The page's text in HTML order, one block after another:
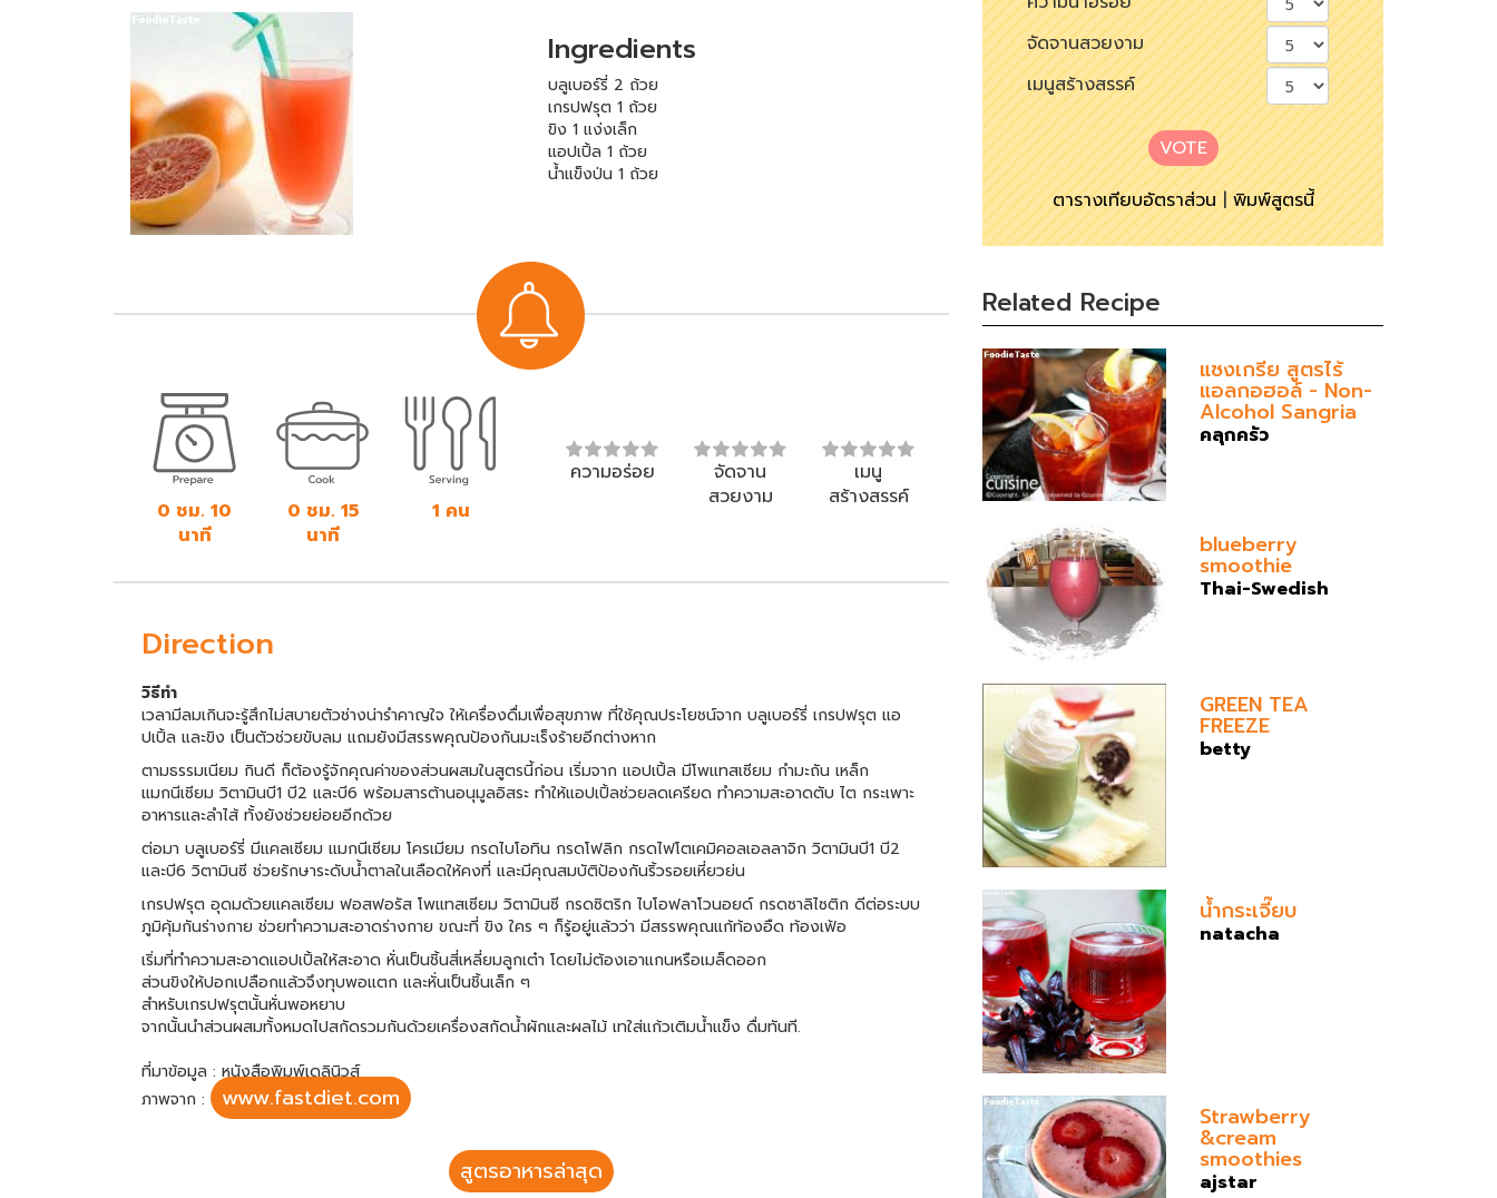
Ingredients
บลูเบอร์รี่ 2 ถ้วย
เกรปฟรุต 1 ถ้วย
ขิง 1 แง่งเล็ก
แอปเปิ้ล 1 ถ้วย
น้ำแข็งป่น 1 ถ้วย
0 ชม. 10
นาที
0 ชม. 15
นาที
1 คน
ความอร่อย
จัดจาน
สวยงาม
เมนู
สร้างสรรค์
Direction
วิธีทำ
เวลามีลมเกินจะรู้สึกไม่สบายตัวช่างน่ารำคาญใจ ให้เครื่องดื่มเพื่อสุขภาพ ที่ใช้คุณประโยชน์จาก บลูเบอร์รี่ เกรปฟรุต แอ
ปเปิ้ล และขิง เป็นตัวช่วยขับลม แถมยังมีสรรพคุณป้องกันมะเร็งร้ายอีกต่างหาก
ตามธรรมเนียม กินดี ก็ต้องรู้จักคุณค่าของส่วนผสมในสูตรนี้ก่อน เริ่มจาก แอปเปิ้ล มีโพแทสเซียม กำมะถัน เหล็ก
แมกนีเซียม วิตามินบี1 บี2 และบี6 พร้อมสารต้านอนุมูลอิสระ ทำให้แอปเปิ้ลช่วยลดเครียด ทำความสะอาดตับ ไต กระเพาะ
อาหารและลำไส้ ทั้งยังช่วยย่อยอีกด้วย
ต่อมา บลูเบอร์รี่ มีแคลเซียม แมกนีเซียม โครเมียม กรดไบโอทิน กรดโฟลิก กรดไฟโตเคมิคอลเอลลาจิก วิตามินบี1 บี2
และบี6 วิตามินซี ช่วยรักษาระดับน้ำตาลในเลือดให้คงที่ และมีคุณสมบัติป้องกันริ้วรอยเหี่ยวย่น
เกรปฟรุต อุดมด้วยแคลเซียม ฟอสฟอรัส โพแทสเซียม วิตามินซี กรดซิตริก ไบโอฟลาโวนอยด์ กรดซาลิไซติก ดีต่อระบบ
ภูมิคุ้มกันร่างกาย ช่วยทำความสะอาดร่างกาย ขณะที่ ขิง ใคร ๆ ก็รู้อยู่แล้วว่า มีสรรพคุณแก้ท้องอืด ท้องเฟ้อ
เริ่มที่ทำความสะอาดแอปเปิ้ลให้สะอาด หั่นเป็นชิ้นสี่เหลี่ยมลูกเต๋า โดยไม่ต้องเอาแกนหรือเมล็ดออก
ส่วนขิงให้ปอกเปลือกแล้วจึงทุบพอแตก และหั่นเป็นชิ้นเล็ก ๆ
สำหรับเกรปฟรุตนั้นหั่นพอหยาบ
จากนั้นนำส่วนผสมทั้งหมดไปสกัดรวมกันด้วยเครื่องสกัดน้ำผักและผลไม้ เทใส่แก้วเติมน้ำแข็ง ดื่มทันที.
ที่มาข้อมูล : หนังสือพิมพ์เดลินิวส์
ภาพจาก :
www.fastdiet.com
สูตรอาหารล่าสุด
จัดจานสวยงาม
เมนูสร้างสรรค์
VOTE
ตารางเทียบอัตราส่วน|พิมพ์สูตรนี้
Related Recipe
แซงเกรีย สูตรไร้
แอลกอฮอล์ - Non-
Alcohol Sangria
คลุกครัว
blueberry
smoothie
Thai-Swedish
GREEN TEA
FREEZE
betty
น้ำกระเจี๊ยบ
natacha
Strawberry
&cream
smoothies
ajstar